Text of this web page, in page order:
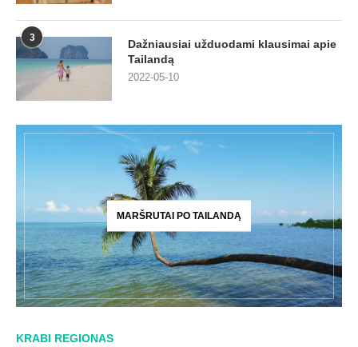
3
Dažniausiai užduodami klausimai apie
Tailandą
2022-05-10
MARŠRUTAI PO TAILANDĄ
KRABI REGIONAS